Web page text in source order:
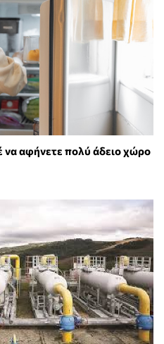
να αφήνετε πολύ άδειο χώρο